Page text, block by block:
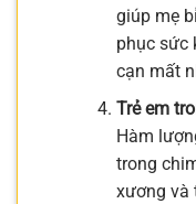
giúp mẹ
phục sức
cạn mất
Trẻ em
Hàm
trong
xương và